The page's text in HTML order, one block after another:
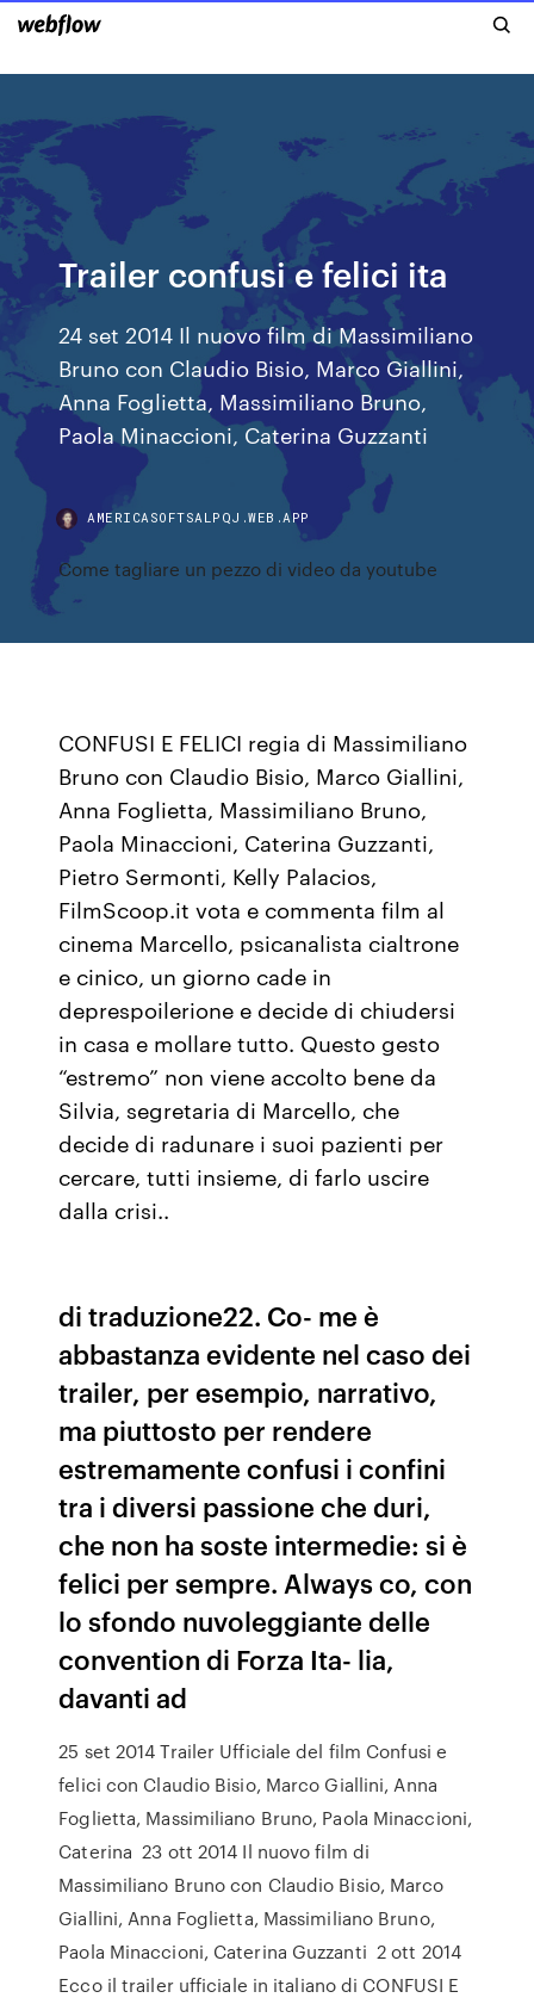
Trailer confusi e felici ita
24 set 2014 Il nuovo film di Massimiliano
Bruno con Claudio Bisio, Marco Giallini,
Anna Foglietta, Massimiliano Bruno,
Paola Minaccioni, Caterina Guzzanti
AMERICASOFTSALPQJ.WEB.APP
Come tagliare un pezzo di video da youtube
CONFUSI E FELICI regia di Massimiliano
Bruno con Claudio Bisio, Marco Giallini,
Anna Foglietta, Massimiliano Bruno,
Paola Minaccioni, Caterina Guzzanti,
Pietro Sermonti, Kelly Palacios,
FilmScoop.it vota e commenta film al
cinema Marcello, psicanalista cialtrone
e cinico, un giorno cade in
deprespoilerione e decide di chiudersi
in casa e mollare tutto. Questo gesto
“estremo” non viene accolto bene da
Silvia, segretaria di Marcello, che
decide di radunare i suoi pazienti per
cercare, tutti insieme, di farlo uscire
dalla crisi..
di traduzione22. Co- me è
abbastanza evidente nel caso dei
trailer, per esempio, narrativo,
ma piuttosto per rendere
estremamente confusi i confini
tra i diversi passione che duri,
che non ha soste intermedie: si è
felici per sempre. Always co, con
lo sfondo nuvoleggiante delle
convention di Forza Ita- lia,
davanti ad
25 set 2014 Trailer Ufficiale del film Confusi e
felici con Claudio Bisio, Marco Giallini, Anna
Foglietta, Massimiliano Bruno, Paola Minaccioni,
Caterina 23 ott 2014 Il nuovo film di
Massimiliano Bruno con Claudio Bisio, Marco
Giallini, Anna Foglietta, Massimiliano Bruno,
Paola Minaccioni, Caterina Guzzanti 2 ott 2014
Ecco il trailer ufficiale in italiano di CONFUSI E